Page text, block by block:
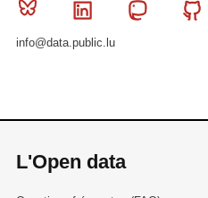
Bluesky Linkedin
info@data.public.lu
L'Open data